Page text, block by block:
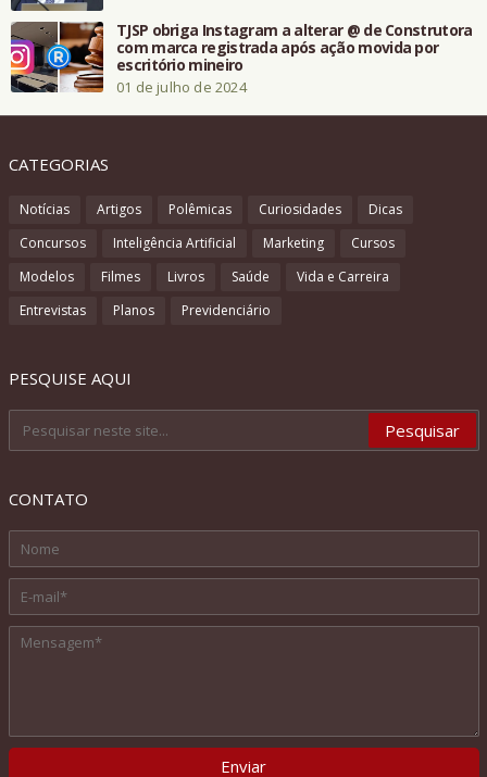
TJSP obriga Instagram a alterar @ de Construtora
com marca registrada após ação movida por
escritório mineiro
01 de julho de 2024
CATEGORIAS
Notícias Artigos Polêmicas Curiosidades
Dicas
Concursos
Inteligência Artificial Marketing
Cursos
Modelos
Filmes Livros Saúde
Vida e Carreira
Entrevistas
Planos Previdenciário
PESQUISE AQUI
CONTATO